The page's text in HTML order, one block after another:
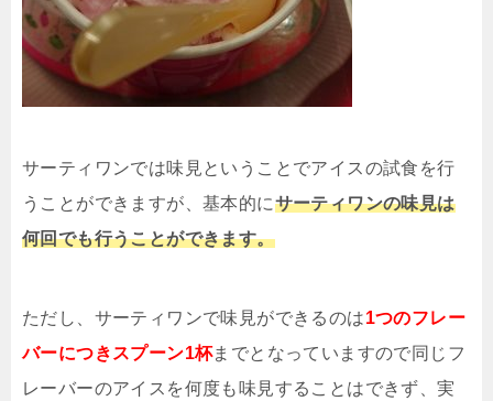
サーティワンでは味見ということでアイスの試食を行
うことができますが、基本的にサーティワンの味見は
何回でも行うことができます。
ただし、サーティワンで味見ができるのは1つのフレー
バーにつきスプーン1杯までとなっていますので同じフ
レーバーのアイスを何度も味見することはできず、実